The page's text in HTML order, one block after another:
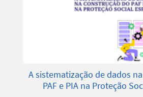
A sistematização de dados
PAF e PIA na Proteção